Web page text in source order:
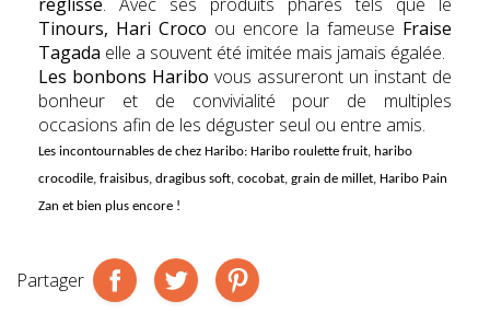
Tinours, Hari Croco ou encore la fameuse Fraise
Tagada elle a souvent été imitée mais jamais égalée.
Les bonbons Haribo vous assureront un instant de
bonheur et de convivialité pour de multiples
occasions afin de les déguster seul ou entre amis.
Les incontournables de chez Haribo: Haribo roulette fruit, haribo
crocodile, fraisibus, dragibus soft, cocobat, grain de millet, Haribo Pain
Zan et bien plus encore !
Partager